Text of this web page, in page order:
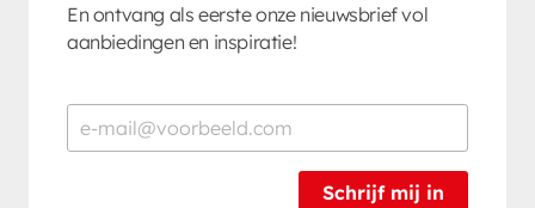
En ontvang als eerste onze nieuwsbrief vol
aanbiedingen en inspiratie!
Schrijf mij in